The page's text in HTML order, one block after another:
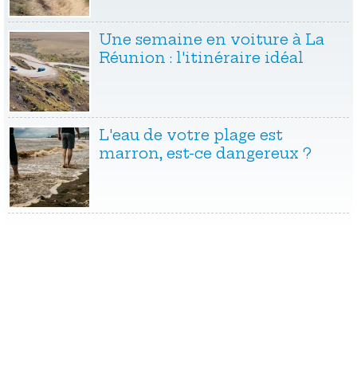
Une semaine en voiture à La
Réunion : l'itinéraire idéal
L'eau de votre plage est
marron, est-ce dangereux ?